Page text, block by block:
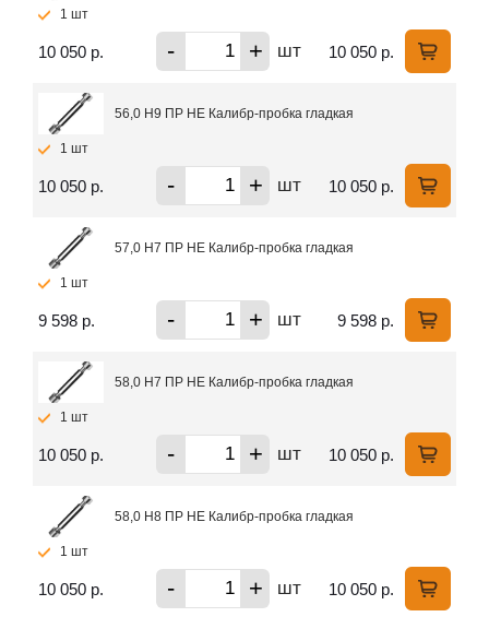
1 шт
10 050 р. - + шт 10 050 р.
56,0 H9 ПР НЕ Калибр-пробка гладкая
1 шт
10 050 р. - + шт 10 050 р.
57,0 H7 ПР НЕ Калибр-пробка гладкая
1 шт
9 598 р. - + шт 9 598 р.
58,0 H7 ПР НЕ Калибр-пробка гладкая
1 шт
10 050 р. - + шт 10 050 р.
58,0 H8 ПР НЕ Калибр-пробка гладкая
1 шт
10 050 р. - + шт 10 050 р.